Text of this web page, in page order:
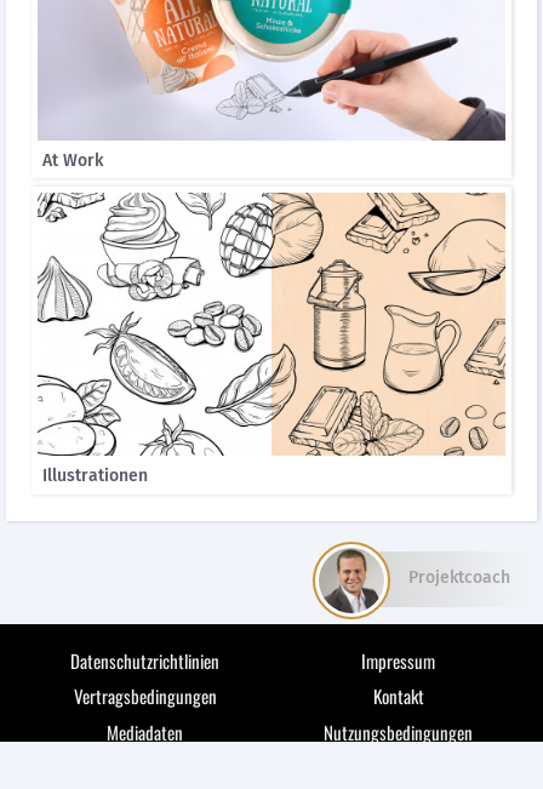
At Work
Illustrationen
Datenschutzrichtlinien
Impressum
Vertragsbedingungen
Kontakt
Mediadaten
Nutzungsbedingungen
Projektcoach